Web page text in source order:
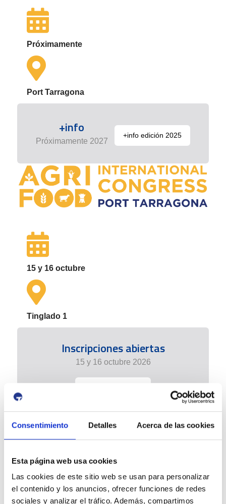
Consentimiento Detalles Acerca de las cookies
Esta página web usa cookies
Las cookies de este sitio web se usan para personalizar
el contenido y los anuncios, ofrecer funciones de redes
sociales y analizar el tráfico. Además, compartimos
Próximamente
Port Tarragona
+info
Próximamente 2027
+info edición 2025
15 y 16 octubre
Tinglado 1
Inscripciones abiertas
15 y 16 octubre 2026